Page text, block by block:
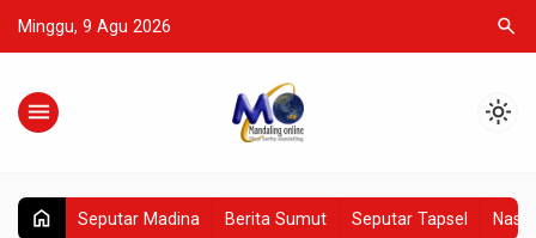
Minggu, 9 Agu 2026 search
menu light_mode
home Seputar Madina Berita Sumut Seputar Tapsel